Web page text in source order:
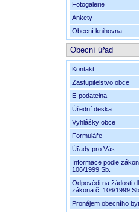
Fotogalerie
Ankety
Obecní knihovna
Obecní úřad
Kontakt
Zastupitelstvo obce
E-podatelna
Úřední deska
Vyhlášky obce
Formuláře
Úřady pro Vás
Informace podle
106/1999 Sb.
Odpovědi na žádosti
zákona č. 106/1999 Sb.
Pronájem obecního